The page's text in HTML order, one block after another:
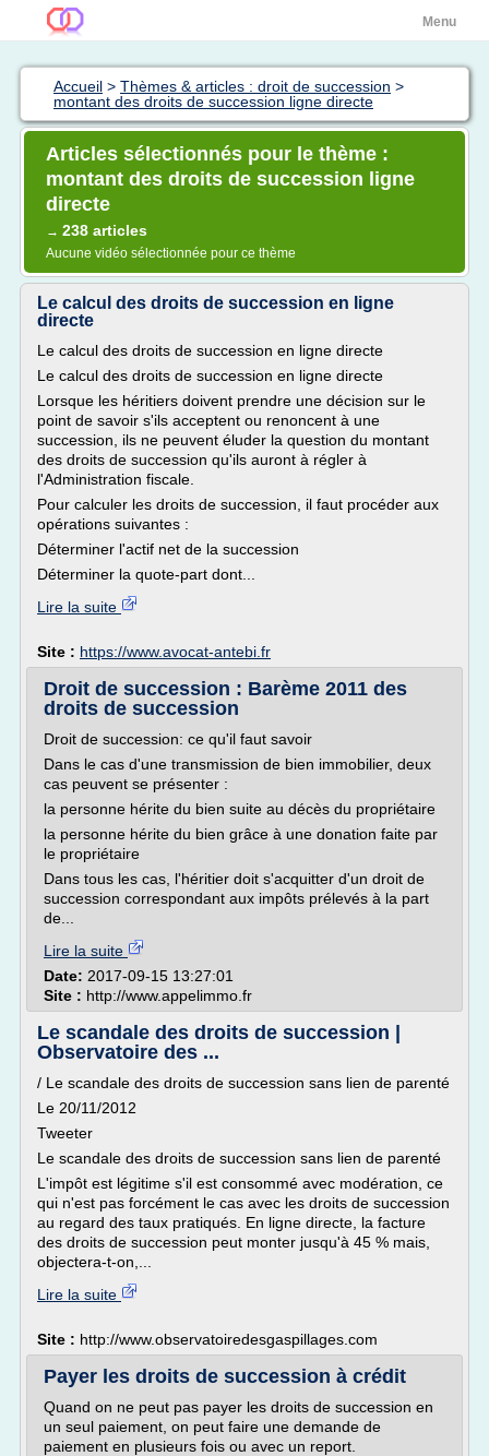
Menu
Accueil > Thèmes & articles : droit de succession >
montant des droits de succession ligne directe
Articles sélectionnés pour le thème :
montant des droits de succession ligne
directe
→ 238 articles
Aucune vidéo sélectionnée pour ce thème
Le calcul des droits de succession en ligne
directe
Le calcul des droits de succession en ligne directe
Le calcul des droits de succession en ligne directe
Lorsque les héritiers doivent prendre une décision sur le
point de savoir s'ils acceptent ou renoncent à une
succession, ils ne peuvent éluder la question du montant
des droits de succession qu'ils auront à régler à
l'Administration fiscale.
Pour calculer les droits de succession, il faut procéder aux
opérations suivantes :
Déterminer l'actif net de la succession
Déterminer la quote-part dont...
Lire la suite
Site : https://www.avocat-antebi.fr
Droit de succession : Barème 2011 des
droits de succession
Droit de succession: ce qu'il faut savoir
Dans le cas d'une transmission de bien immobilier, deux
cas peuvent se présenter :
la personne hérite du bien suite au décès du propriétaire
la personne hérite du bien grâce à une donation faite par
le propriétaire
Dans tous les cas, l'héritier doit s'acquitter d'un droit de
succession correspondant aux impôts prélevés à la part
de...
Lire la suite
Date: 2017-09-15 13:27:01
Site : http://www.appelimmo.fr
Le scandale des droits de succession |
Observatoire des ...
/ Le scandale des droits de succession sans lien de parenté
Le 20/11/2012
Tweeter
Le scandale des droits de succession sans lien de parenté
L'impôt est légitime s'il est consommé avec modération, ce
qui n'est pas forcément le cas avec les droits de succession
au regard des taux pratiqués. En ligne directe, la facture
des droits de succession peut monter jusqu'à 45 % mais,
objectera-t-on,...
Lire la suite
Site : http://www.observatoiredesgaspillages.com
Payer les droits de succession à crédit
Quand on ne peut pas payer les droits de succession en
un seul paiement, on peut faire une demande de
paiement en plusieurs fois ou avec un report.